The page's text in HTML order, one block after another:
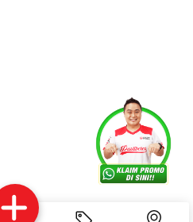
About Us
Article